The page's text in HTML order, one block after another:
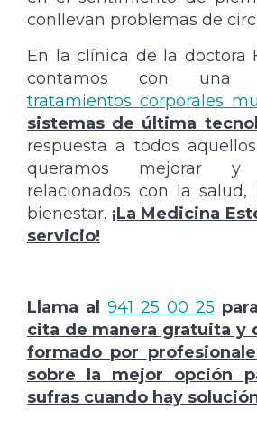
conllevan problemas de
En la clínica de la doctora
contamos con
tratamientos corporales
sistemas de última
respuesta a todos
queramos mejorar
relacionados con la salud,
bienestar. ¡La Medicina
servicio!
Llama al 941 25 00 25
cita de manera gratuita y
formado por
sobre la mejor opción
sufras cuando hay